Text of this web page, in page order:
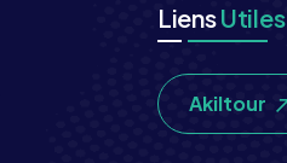
LiensUtiles
Akiltour